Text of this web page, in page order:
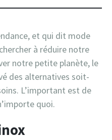
et qui dit mode
à réduire notre
notre petite planète, le
des alternatives soit-
L’important est de
quoi.